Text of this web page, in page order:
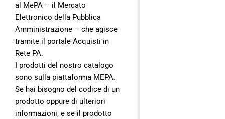
al MePA – il Mercato
Elettronico della Pubblica
Amministrazione – che agisce
tramite il portale Acquisti in
Rete PA.
I prodotti del nostro catalogo
sono sulla piattaforma MEPA.
Se hai bisogno del codice di un
prodotto oppure di ulteriori
informazioni, e se il prodotto